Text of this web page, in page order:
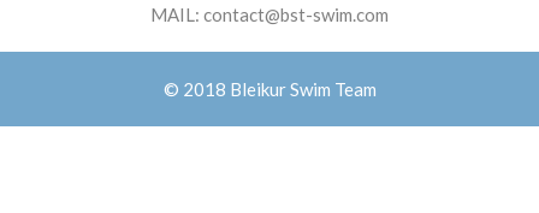
MAIL: contact@bst-swim.com
© 2018 Bleikur Swim Team